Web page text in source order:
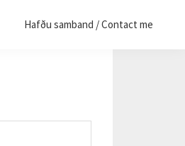
Hafðu samband / Contact me